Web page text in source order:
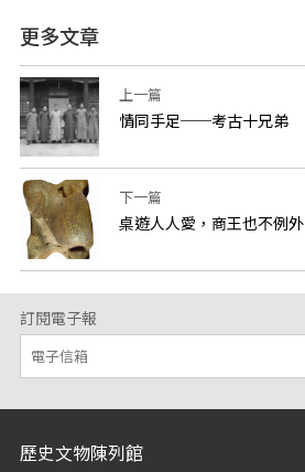
更多文章
上一篇
情同手足──考古十兄弟
下一篇
桌遊人人愛，商王也不例外
訂閱電子報
:::
歷史文物陳列館